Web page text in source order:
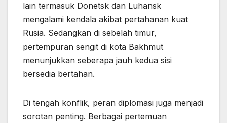
lain termasuk Donetsk dan Luhansk
mengalami kendala akibat pertahanan kuat
Rusia. Sedangkan di sebelah timur,
pertempuran sengit di kota Bakhmut
menunjukkan seberapa jauh kedua sisi
bersedia bertahan.
Di tengah konflik, peran diplomasi juga menjadi
sorotan penting. Berbagai pertemuan